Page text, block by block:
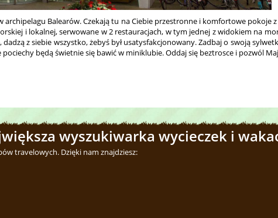
archipelagu Balearów. Czekają tu na Ciebie przestronne i komfortowe
i lokalnej, serwowane w 2 restauracjach, w tym jednej z widokiem na
z siebie wszystko, żebyś był usatysfakcjonowany. Zadbaj o swoją
będą świetnie się bawić w miniklubie. Oddaj się beztrosce i pozwól
wyszukiwarka wycieczek i
travelowych. Dzięki nam znajdziesz: